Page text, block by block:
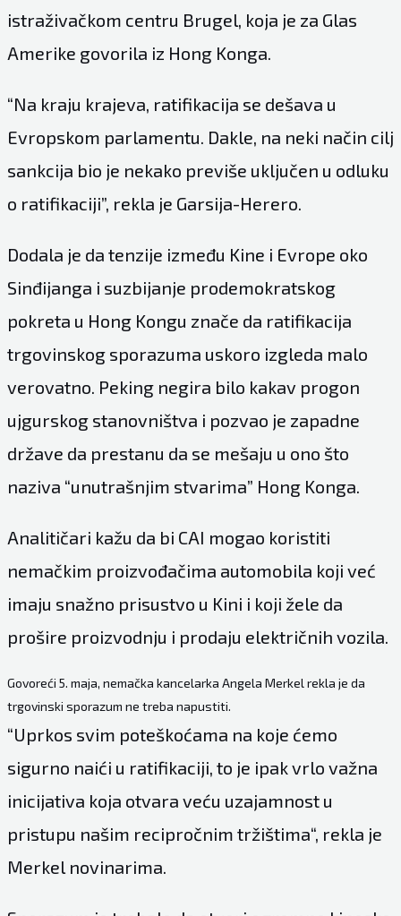
istraživačkom centru Brugel, koja je za Glas
Amerike govorila iz Hong Konga.
“Na kraju krajeva, ratifikacija se dešava u
Evropskom parlamentu. Dakle, na neki način cilj
sankcija bio je nekako previše uključen u odluku
o ratifikaciji”, rekla je Garsija-Herero.
Dodala je da tenzije između Kine i Evrope oko
Sinđijanga i suzbijanje prodemokratskog
pokreta u Hong Kongu znače da ratifikacija
trgovinskog sporazuma uskoro izgleda malo
verovatno. Peking negira bilo kakav progon
ujgurskog stanovništva i pozvao je zapadne
države da prestanu da se mešaju u ono što
naziva “unutrašnjim stvarima” Hong Konga.
Analitičari kažu da bi CAI mogao koristiti
nemačkim proizvođačima automobila koji već
imaju snažno prisustvo u Kini i koji žele da
prošire proizvodnju i prodaju električnih vozila.
Govoreći 5. maja, nemačka kancelarka Angela Merkel rekla je da
trgovinski sporazum ne treba napustiti.
“Uprkos svim poteškoćama na koje ćemo
sigurno naići u ratifikaciji, to je ipak vrlo važna
inicijativa koja otvara veću uzajamnost u
pristupu našim recipročnim tržištima“, rekla je
Merkel novinarima.